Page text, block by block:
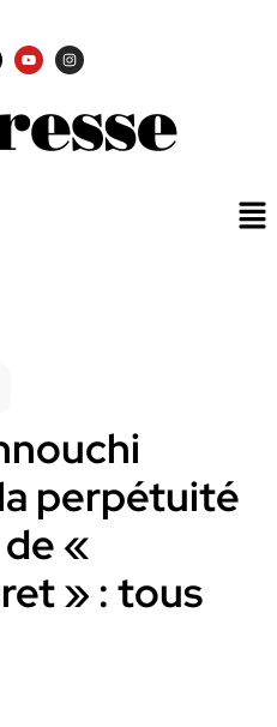
perpétuité
«
» : tous